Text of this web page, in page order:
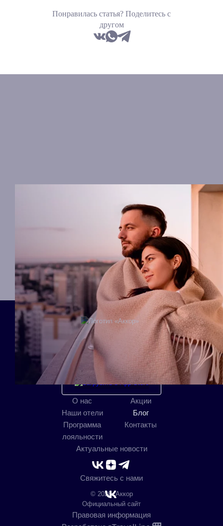
Понравилась статья? Поделитесь с
другом
Мобильное приложение
О нас
Наши отели
Программа
лояльности
Акции
Блог
Контакты
Актуальные новости
Свяжитесь с нами
© 2026. Аккор
Официальный сайт
Правовая информация